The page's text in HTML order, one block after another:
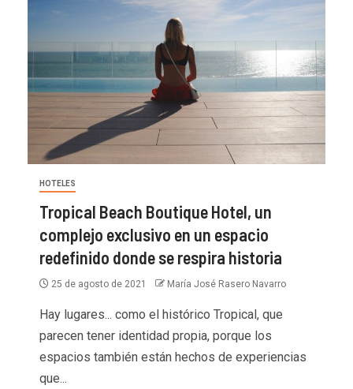
HOTELES
Tropical Beach Boutique Hotel, un
complejo exclusivo en un espacio
redefinido donde se respira historia
25 de agosto de 2021 María José Rasero Navarro
Hay lugares... como el histórico Tropical, que
parecen tener identidad propia, porque los
espacios también están hechos de experiencias
que...